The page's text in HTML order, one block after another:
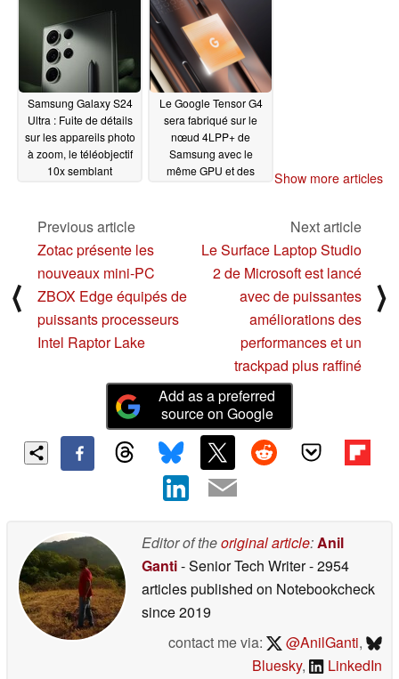
Samsung Galaxy S24
Ultra : Fuite de détails
sur les appareils photo
à zoom, le téléobjectif
10x semblant
Le Google Tensor G4
sera fabriqué sur le
nœud 4LPP+ de
Samsung avec le
même GPU et des
Show more articles
⟨
Previous article
Zotac présente les
nouveaux mini-PC
ZBOX Edge équipés de
puissants processeurs
Intel Raptor Lake
Next article
Le Surface Laptop Studio
2 de Microsoft est lancé
avec de puissantes
améliorations des
performances et un
trackpad plus raffiné
⟩
Add as a preferred
source on Google
Editor of theoriginal article: Anil
Ganti- Senior Tech Writer- 2954
articles published on Notebookcheck
since 2019
contact me via:
@AnilGanti,
Bluesky, LinkedIn